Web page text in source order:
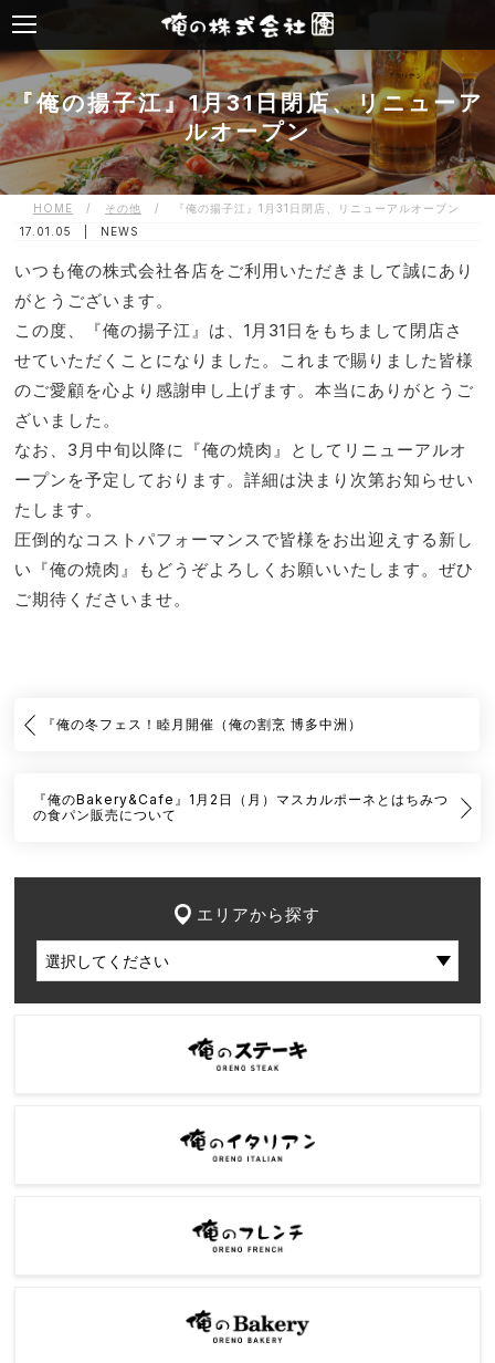
『俺の揚子江』1月31日閉店、リニューア
ルオープン
HOME / その他 /
『俺の揚子江』1月31日閉店、リニューアルオープン
17.01.05 |
NEWS
いつも俺の株式会社各店をご利用いただきまして誠にあり
がとうございます。
この度、『俺の揚子江』は、1月31日をもちまして閉店さ
せていただくことになりました。これまで賜りました皆様
のご愛顧を心より感謝申し上げます。本当にありがとうご
ざいました。
なお、3月中旬以降に『俺の焼肉』としてリニューアルオ
ープンを予定しております。詳細は決まり次第お知らせい
たします。
圧倒的なコストパフォーマンスで皆様をお出迎えする新し
い『俺の焼肉』もどうぞよろしくお願いいたします。ぜひ
ご期待くださいませ。
『俺の冬フェス！睦月開催（俺の割烹 博多中洲）
『俺のBakery&Cafe』1月2日（月）マスカルポーネとはちみつ
の食パン販売について
エリアから探す